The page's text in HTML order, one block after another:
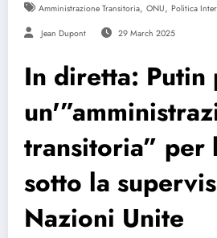
Amministrazione Transitoria, ONU, Politica
Jean Dupont 29 March 2025
In diretta: Putin
transitoria” per
sotto la
Nazioni Unite